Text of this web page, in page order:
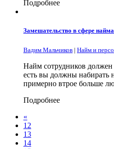
Подробнее
Замешательство в сфере
Вадим Мальчиков | Найм и
Найм сотрудников должен
есть вы должны набирать
примерно втрое больше
Подробнее
«
12
13
14